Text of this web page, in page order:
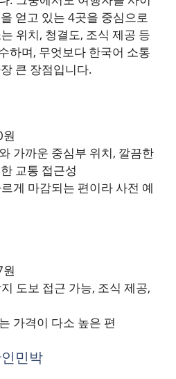
얻고 있는 4곳을 중심으로
위치, 청결도, 조식 제공 등
하며, 무엇보다 한국어 소통
큰 장점입니다.
가까운 중심부 위치, 깔끔한
교통 접근성
게 마감되는 편이라 사전 예
도보 접근 가능, 조식 제공,
가격이 다소 높은 편
민박